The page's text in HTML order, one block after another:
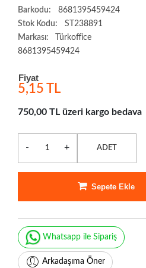
Barkodu:
8681395459424
Stok Kodu:
ST238891
Markası:
Türkoffice
8681395459424
Fiyat
5,15 TL
750,00 TL üzeri kargo bedava
- + ADET
Sepete Ekle
Whatsapp ile Sipariş
Arkadaşıma Öner